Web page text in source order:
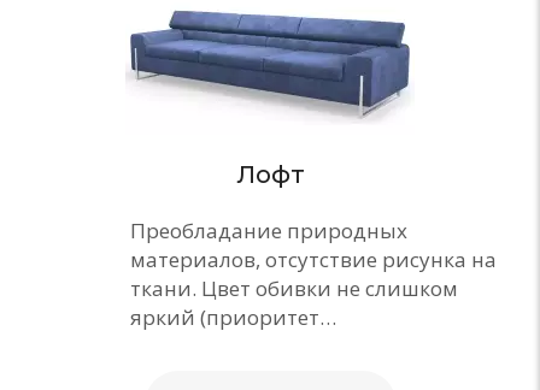
Лофт
Преобладание природных
материалов, отсутствие рисунка на
ткани. Цвет обивки не слишком
яркий (приоритет…